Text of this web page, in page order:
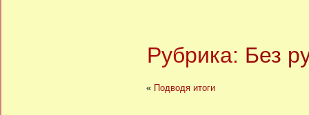
Рубрика: Без
« Подводя итоги